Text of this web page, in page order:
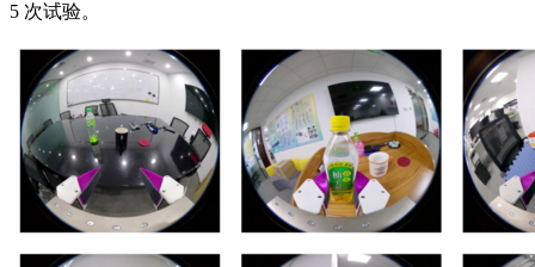
5 次试验。